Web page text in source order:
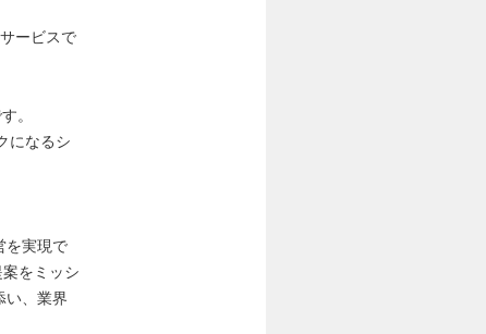
ービスで
。
になるシ
を実現で
をミッシ
い、業界